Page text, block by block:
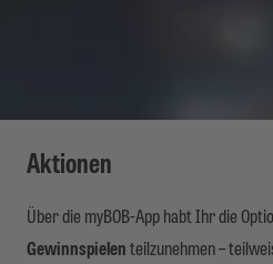
Aktionen
Über die myBOB-App habt Ihr die
Gewinnspielenteilzunehmen –